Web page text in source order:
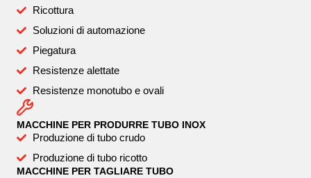
Ricottura
Soluzioni di automazione
Piegatura
Resistenze alettate
Resistenze monotubo e ovali
MACCHINE PER PRODURRE TUBO INOX
Produzione di tubo crudo
Produzione di tubo ricotto
MACCHINE PER TAGLIARE TUBO